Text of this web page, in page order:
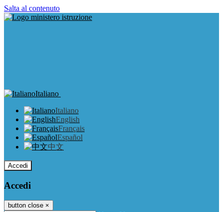
Salta al contenuto
Italiano
Italiano
English
Français
Español
中文
Accedi
Accedi
button close ×